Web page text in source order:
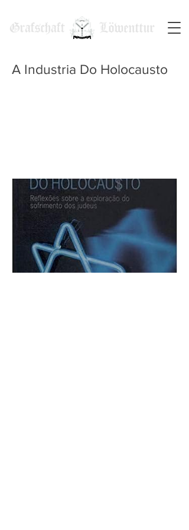
A Industria Do Holocausto